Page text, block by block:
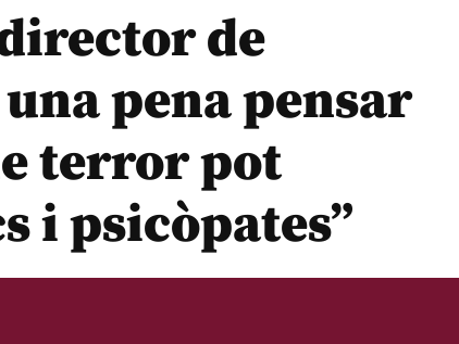
de
una pena pensar
terror pot
i psicòpates”